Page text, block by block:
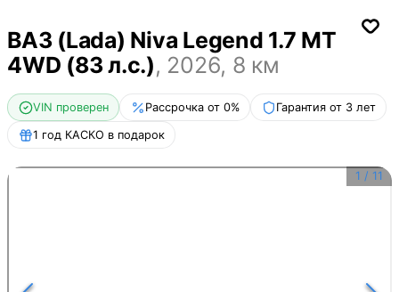
ВАЗ (Lada) Niva Legend 1.7 MT
4WD (83 л.с.), 2026, 8 км
VIN проверен Рассрочка от 0% Гарантия от 3 лет
1 год КАСКО в подарок
1 / 11